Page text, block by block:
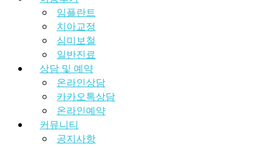
임플란트
치아교정
심미보철
일반진료
상담 및 예약
온라인상담
카카오톡상담
온라인예약
커뮤니티
공지사항